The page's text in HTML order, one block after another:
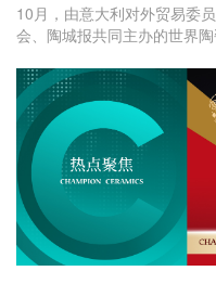
10月，由意大利对外贸易委
会、陶城报共同主办的世界
园隆重举行。